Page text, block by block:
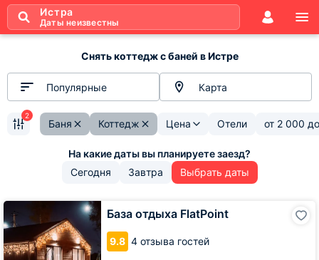
Истра
Даты неизвестны
Снять коттедж с баней в Истре
Популярные Карта
Баня Коттедж Цена Отели от 2 000
2
Сегодня Завтра Выбрать даты
База отдыха FlatPoint
9.8 4 отзыва гостей
База
отдыха
FlatPoint